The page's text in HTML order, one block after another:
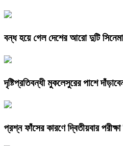
বন্ধ হয়ে গেল দেশের আরো দুটি
দৃষ্টিপ্রতিবন্ধী মুকলেসুরের পাশে
প্রশ্ন ফাঁসের কারণে দ্বিতীয়বার